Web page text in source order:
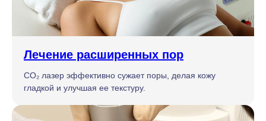
Лечение расширенных пор
CO₂ лазер эффективно сужает поры, делая кожу
гладкой и улучшая ее текстуру.